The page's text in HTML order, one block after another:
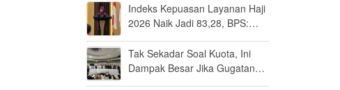
Indeks Kepuasan Layanan Haji
2026 Naik Jadi 83,28, BPS:
Tak Sekadar Soal Kuota, Ini
Dampak Besar Jika Gugatan